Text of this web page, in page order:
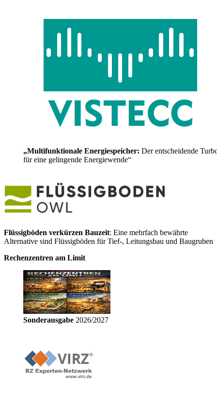
„Multifunktionale Energiespeicher: Der entscheidende
für eine gelingende Energiewende“
Flüssigböden verkürzen Bauzeit: Eine mehrfach bewährte
Alternative sind Flüssigböden für Tief-, Leitungsbau und Baugruben
Rechenzentren am Limit
Sonderausgabe 2026/2027